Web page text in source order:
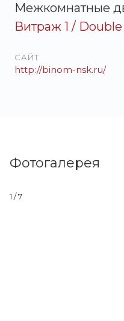
Межкомнатные
Витраж 1 / Double
САЙТ
http://binom-nsk.ru/
Фотогалерея
1 / 7